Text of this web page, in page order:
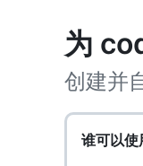
为
创建并
谁可以使